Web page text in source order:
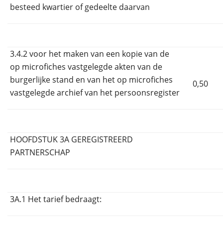
besteed kwartier of gedeelte daarvan
3.4.2 voor het maken van een kopie van de
op microfiches vastgelegde akten van de
burgerlijke stand en van het op microfiches
vastgelegde archief van het persoonsregister
0,50
HOOFDSTUK 3A GEREGISTREERD
PARTNERSCHAP
3A.1 Het tarief bedraagt: